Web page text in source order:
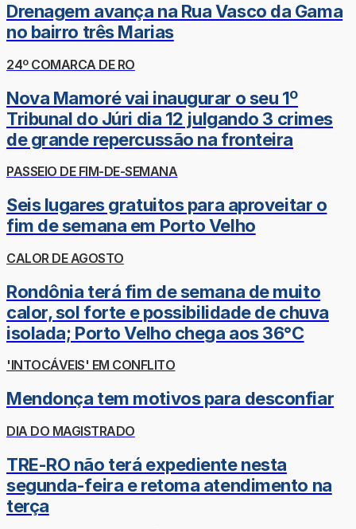
Drenagem avança na Rua Vasco da Gama
no bairro três Marias
24º COMARCA DE RO
Nova Mamoré vai inaugurar o seu 1º
Tribunal do Júri dia 12 julgando 3 crimes
de grande repercussão na fronteira
PASSEIO DE FIM-DE-SEMANA
Seis lugares gratuitos para aproveitar o
fim de semana em Porto Velho
CALOR DE AGOSTO
Rondônia terá fim de semana de muito
calor, sol forte e possibilidade de chuva
isolada; Porto Velho chega aos 36°C
'INTOCÁVEIS' EM CONFLITO
Mendonça tem motivos para desconfiar
DIA DO MAGISTRADO
TRE-RO não terá expediente nesta
segunda-feira e retoma atendimento na
terça